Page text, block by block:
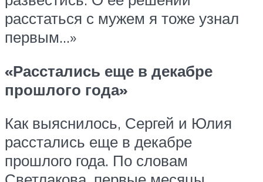
расстаться с мужем я тоже узнал
первым…»
«Расстались еще в декабре
прошлого года»
Как выяснилось, Сергей и Юлия
расстались еще в декабре
прошлого года. По словам